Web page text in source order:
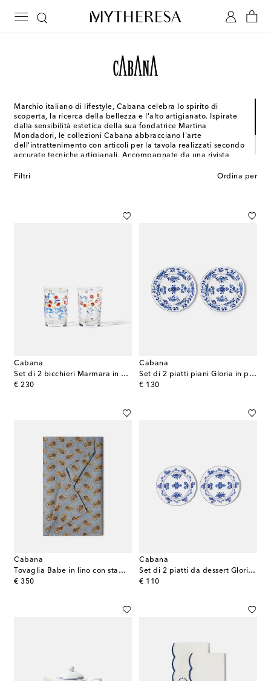
Marchio italiano di lifestyle, Cabana celebra lo spirito di
scoperta, la ricerca della bellezza e l'alto artigianato. Ispirate
dalla sensibilità estetica della sua fondatrice Martina
Mondadori, le collezioni Cabana abbracciano l'arte
dell'intrattenimento con articoli per la tavola realizzati secondo
accurate tecniche artigianali. Accompagnate da una rivista
proposte di design per la tavola firmate Cabana danno vita a
Filtri Ordina per
Cabana
Set di 2 bicchieri Marmara in vetro
€ 230
original price
Cabana
Set di 2 piatti piani Gloria in porcellana
€ 130
original price
Cabana
Tovaglia Babe in lino con stampa
€ 350
original price
Cabana
Set di 2 piatti da dessert Gloria in porcellana
€ 110
original price